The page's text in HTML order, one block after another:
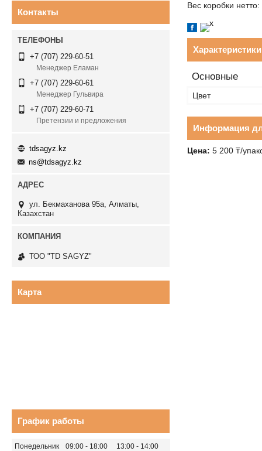
Вес коробки нетто:
Характеристики
Основные
Цвет
Информация
Цена: 5 200 ₸/
Контакты
+7 (707) 229-60-51
Менеджер Еламан
+7 (707) 229-60-61
Менеджер Гульвира
+7 (707) 229-60-71
Претензии и предложения
tdsagyz.kz
ns@tdsagyz.kz
ул. Бекмаханова 95а, Алматы,
Казахстан
ТОО "TD SAGYZ"
Карта
График работы
Понедельник 09:00 18:00 13:00
14:00